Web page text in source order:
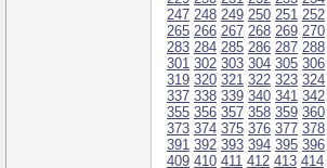
247 248 249 250 251 252
265 266 267 268 269 270
283 284 285 286 287 288
301 302 303 304 305 306
319 320 321 322 323 324
337 338 339 340 341 342
355 356 357 358 359 360
373 374 375 376 377 378
391 392 393 394 395 396
409 410 411 412 413 414